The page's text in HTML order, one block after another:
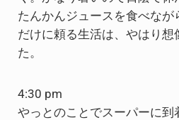
たんかんジュースを食べなが
だけに頼る生活は、やはり想
た。
4:30 pm
やっとのことでスーパーに